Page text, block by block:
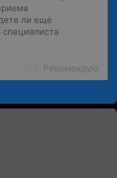
Рекомендую